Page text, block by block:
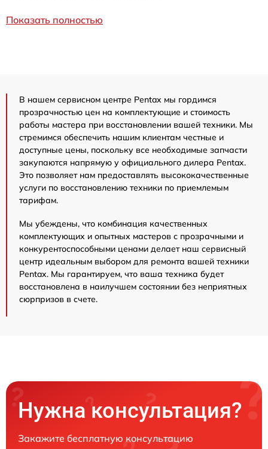
Показать полностью
В нашем сервисном центре Pentax мы гордимся
прозрачностью цен на комплектующие и стоимость
работы мастера при восстановлении вашей техники. Мы
стремимся обеспечить нашим клиентам честные и
доступные цены, поскольку все необходимые запчасти
закупаются напрямую у официального дилера Pentax.
Это позволяет нам предоставлять высококачественные
услуги по восстановлению техники по приемлемым
тарифам.
Мы убеждены, что комбинация качественных
комплектующих и опытных мастеров с прозрачными и
конкурентоспособными ценами делает наш сервисный
центр идеальным выбором для ремонта вашей техники
Pentax. Мы гарантируем, что ваша техника будет
восстановлена в наилучшем состоянии без неприятных
сюрпризов в счете.
Нужна консультация?
Закажите бесплатную консультацию